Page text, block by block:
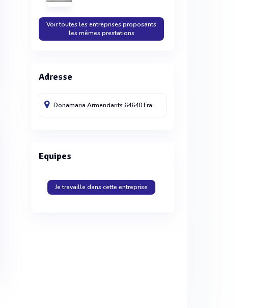
Voir toutes les entreprises proposants
les mêmes prestations
Adresse
DonamariaArmendarits64640France
Equipes
Je travaille dans cette entreprise